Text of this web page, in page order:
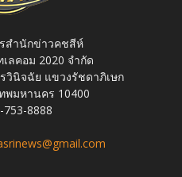
สำนักข่าวคชสีห์
ลคอม 2020 จำกัด
วินิจฉัย แขวงรัชดาภิเษก
พมหานคร 10400
753-8888